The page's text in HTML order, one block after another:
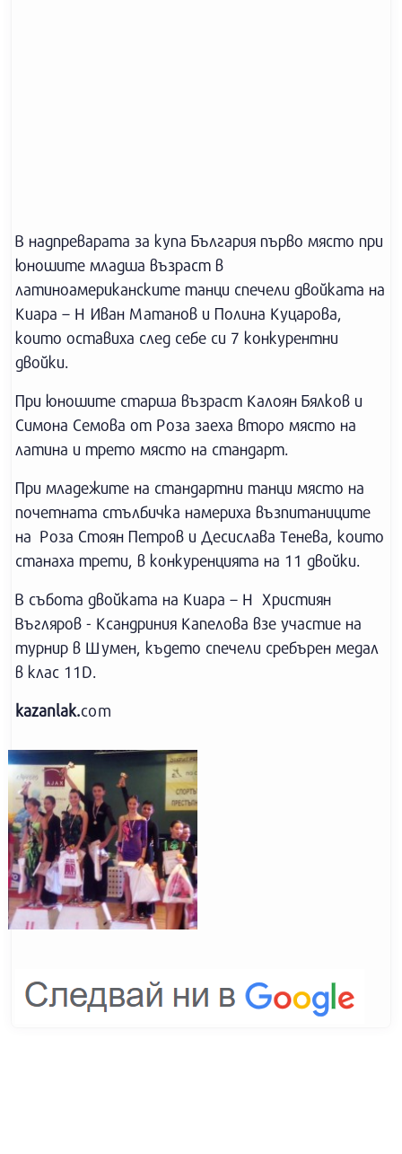
В надпреварата за купа България първо място при
юношите младша възраст в
латиноамериканските танци спечели двойката на
Киара – Н Иван Матанов и Полина Куцарова,
които оставиха след себе си 7 конкурентни
двойки.
При юношите старша възраст Калоян Бялков и
Симона Семова от Роза заеха второ място на
латина и трето място на стандарт.
При младежите на стандартни танци място на
почетната стълбичка намериха възпитаниците
на Роза Стоян Петров и Десислава Тенева, които
станаха трети, в конкуренцията на 11 двойки.
В събота двойката на Киара – Н Християн
Въгляров - Ксандриния Капелова взе участие на
турнир в Шумен, където спечели сребърен медал
в клас 11D.
kazanlak.com